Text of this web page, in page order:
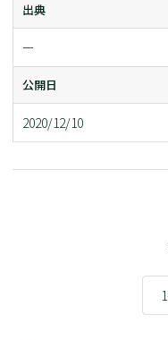
出典
ー
公開日
2020/12/10